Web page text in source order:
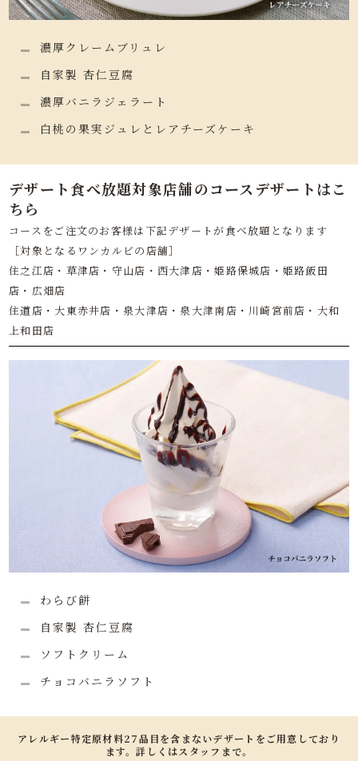
濃厚クレームブリュレ
自家製 杏仁豆腐
濃厚バニラジェラート
白桃の果実ジュレとレアチーズケーキ
デザート食べ放題対象店舗のコースデザートはこ
ちら
コースをご注文のお客様は下記デザートが食べ放題となります
［対象となるワンカルビの店舗］
住之江店・草津店・守山店・西大津店・姫路保城店・姫路飯田
店・広畑店
住道店・大東赤井店・泉大津店・泉大津南店・川崎宮前店・大和
上和田店
わらび餅
自家製 杏仁豆腐
ソフトクリーム
チョコバニラソフト
アレルギー特定原材料27品目を含まないデザートをご用意しており
ます。詳しくはスタッフまで。